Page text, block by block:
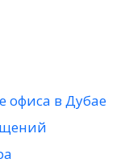
офиса в Дубае